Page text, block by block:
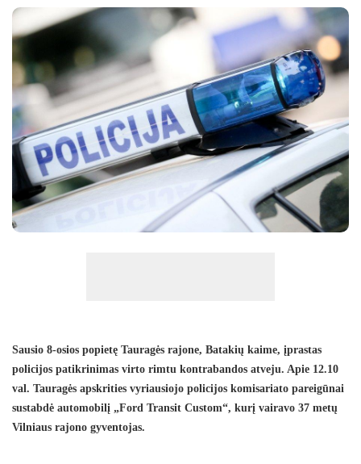
Sausio 8-osios popietę Tauragės rajone, Batakių kaime, įprastas
policijos patikrinimas virto rimtu kontrabandos atveju. Apie 12.10
val. Tauragės apskrities vyriausiojo policijos komisariato pareigūnai
sustabdė automobilį „Ford Transit Custom“, kurį vairavo 37 metų
Vilniaus rajono gyventojas.